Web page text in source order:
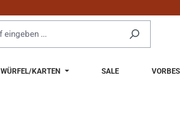
WÜRFEL/KARTEN SALE